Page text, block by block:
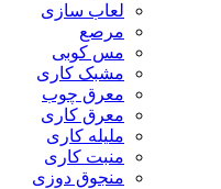
لعاب سازی
مرصع
مس کوبی
مشبک کاری
معرق چوب
معرق کاری
مليله کاری
منبت کاری
منجوق دوزی